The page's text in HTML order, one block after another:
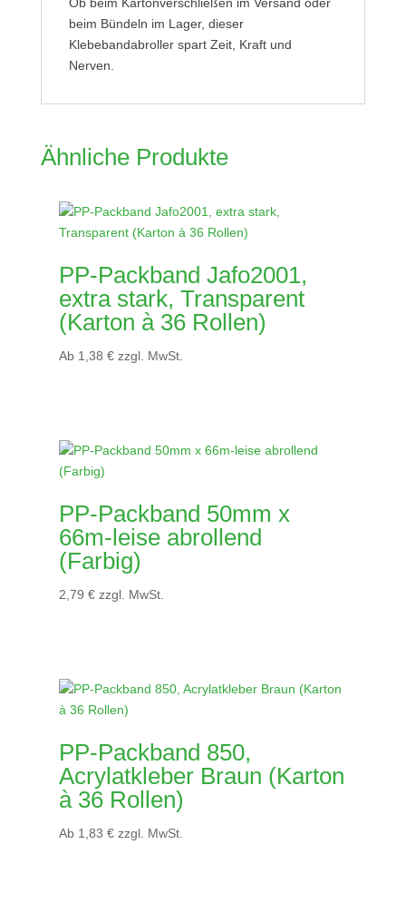
beim Bündeln im Lager, dieser
Klebebandabroller spart Zeit, Kraft und
Nerven.
Ähnliche Produkte
PP-Packband Jafo2001,
extra stark, Transparent
(Karton à 36 Rollen)
Ab 1,38 € zzgl. MwSt.
PP-Packband 50mm x
66m-leise abrollend
(Farbig)
2,79 € zzgl. MwSt.
PP-Packband 850,
Acrylatkleber Braun (Karton
à 36 Rollen)
Ab 1,83 € zzgl. MwSt.